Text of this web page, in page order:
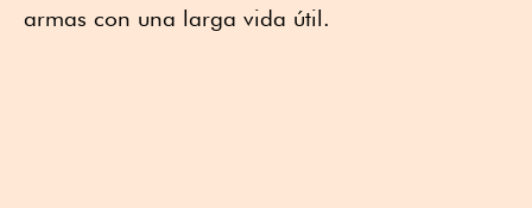
armas con una larga vida útil.